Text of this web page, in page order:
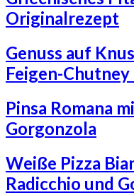
Originalrezept
Genuss auf
Feigen-
Pinsa Romana
Gorgonzola
Weiße Pizza
Radicchio und